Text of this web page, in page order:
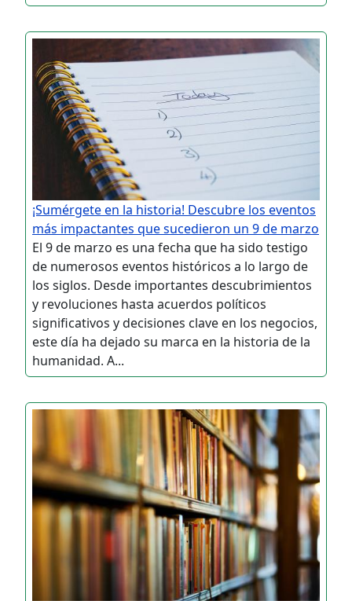
¡Sumérgete en la historia! Descubre los eventos
más impactantes que sucedieron un 9 de marzo
El 9 de marzo es una fecha que ha sido testigo
de numerosos eventos históricos a lo largo de
los siglos. Desde importantes descubrimientos
y revoluciones hasta acuerdos políticos
significativos y decisiones clave en los negocios,
este día ha dejado su marca en la historia de la
humanidad. A...